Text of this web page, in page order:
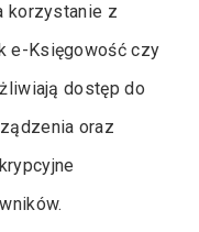
korzystanie z
e-Księgowość czy
dostęp do
oraz